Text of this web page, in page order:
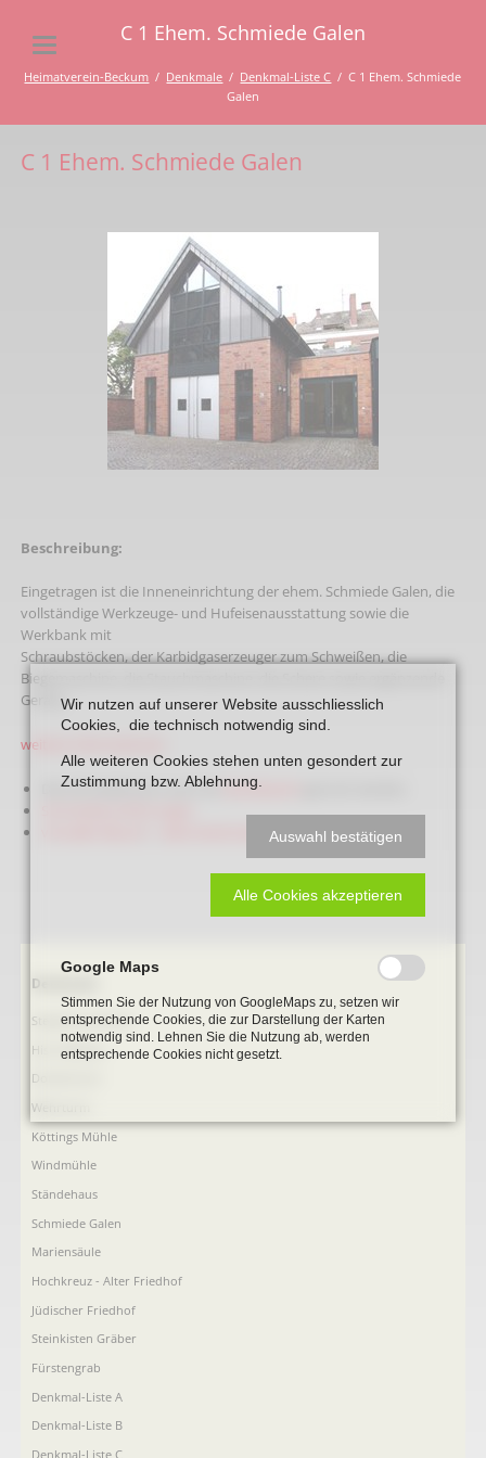
C 1 Ehem. Schmiede Galen
Heimatverein-Beckum Denkmale Denkmal-Liste C
C 1 Ehem. Schmiede
Galen
C 1 Ehem. Schmiede Galen
Beschreibung:
Eingetragen ist die Inneneinrichtung der ehem. Schmiede Galen, die
vollständige Werkzeuge- und Hufeisenausstattung sowie die
Werkbank mit
Schraubstöcken, der Karbidgaserzeuger zum Schweißen, die
Biegemaschine, die Stauchmaschine, die Schere sowie ergänzende
Geräte.
weitere Informationen
Die Schmiede kann auch alsStandesamt
Navigation
überspringen
Denkmale
Stephanus-Kirche
Hist. Rathaus
Domitorium
Wehrturm
Köttings Mühle
Windmühle
Ständehaus
Schmiede Galen
Mariensäule
Hochkreuz - Alter Friedhof
Jüdischer Friedhof
Steinkisten Gräber
Fürstengrab
Denkmal-Liste A
Denkmal-Liste B
Denkmal-Liste C
Wir nutzen auf unserer Website ausschliesslich
Cookies, die technisch notwendig sind.
Alle weiteren Cookies stehen unten gesondert zur
Zustimmung bzw. Ablehnung.
Auswahl bestätigen
Alle Cookies akzeptieren
Google Maps
Stimmen Sie der Nutzung von GoogleMaps zu, setzen wir
entsprechende Cookies, die zur Darstellung der Karten
notwendig sind. Lehnen Sie die Nutzung ab, werden
entsprechende Cookies nicht gesetzt.